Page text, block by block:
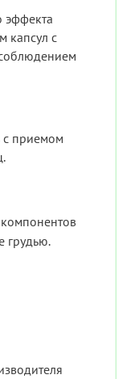
эффекта
капсул с
с приемом
грудью.